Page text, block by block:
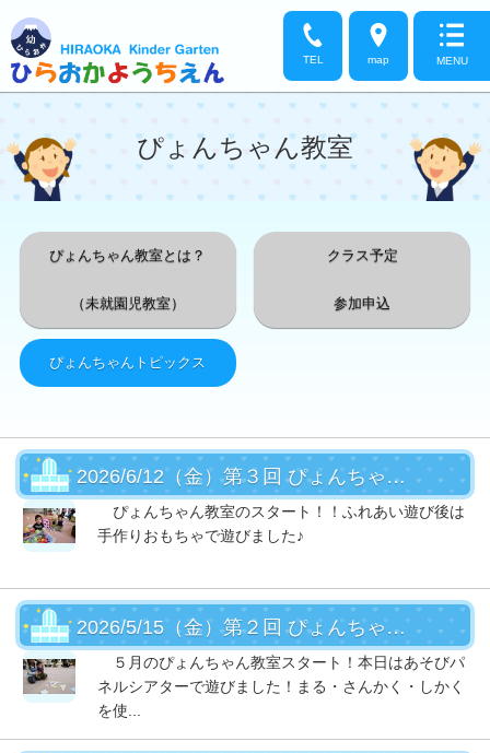
TEL map MENU
ぴょんちゃん教室
ぴょんちゃん教室とは？
（未就園児教室）
クラス予定
参加申込
ぴょんちゃんトピックス
2026/6/12（金）第３回 ぴょんちゃん教室
ぴょんちゃん教室のスタート！！ふれあい遊び後は
手作りおもちゃで遊びました♪
2026/5/15（金）第２回 ぴょんちゃん教室
５月のぴょんちゃん教室スタート！本日はあそびパ
ネルシアターで遊びました！まる・さんかく・しかく
を使...